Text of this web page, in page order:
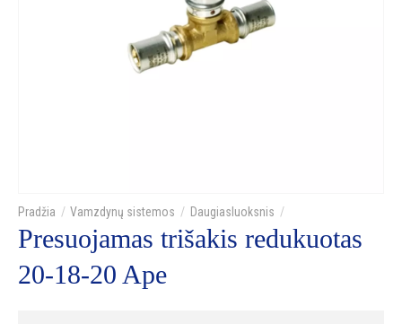
Vamzdynų sistemos Daugiasluoksnis
Presuojamas trišakis redukuotas
20-18-20 Ape